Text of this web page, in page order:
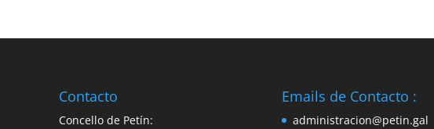
Contacto
Concello de Petín:
Emails de Contacto :
administracion@petin.gal